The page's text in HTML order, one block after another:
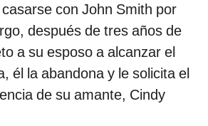
con John Smith por
después de tres años de
a su esposo a alcanzar el
él la abandona y le solicita el
de su amante, Cindy